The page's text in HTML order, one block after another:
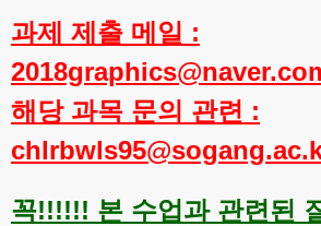
과제 제출 메일 :
해당 과목 문의 관련 :
꼭!!!!!! 본 수업과 관련된